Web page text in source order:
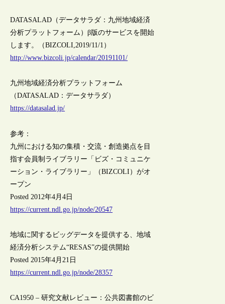
DATASALAD（データサラダ：九州地域経済
分析プラットフォーム）β版のサービスを開始
します。（BIZCOLI,2019/11/1）
http://www.bizcoli.jp/calendar/20191101/
九州地域経済分析プラットフォーム
（DATASALAD：データサラダ）
https://datasalad.jp/
参考：
九州における知の集積・交流・創造拠点を目
指す会員制ライブラリー「ビズ・コミュニケ
ーション・ライブラリー」（BIZCOLI）がオ
ープン
Posted 2012年4月4日
https://current.ndl.go.jp/node/20547
地域に関するビッグデータを提供する、地域
経済分析システム“RESAS”の提供開始
Posted 2015年4月21日
https://current.ndl.go.jp/node/28357
CA1950 – 研究文献レビュー：公共図書館のビ